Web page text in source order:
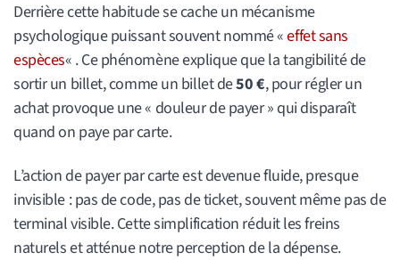
Derrière cette habitude se cache un mécanisme
psychologique puissant souvent nommé «effet sans
espèces« . Ce phénomène explique que la tangibilité de
sortir un billet, comme un billet de50 €, pour régler un
achat provoque une « douleur de payer » qui disparaît
quand on paye par carte.
L’action de payer par carte est devenue fluide, presque
invisible : pas de code, pas de ticket, souvent même pas de
terminal visible. Cette simplification réduit les freins
naturels et atténue notre perception de la dépense.